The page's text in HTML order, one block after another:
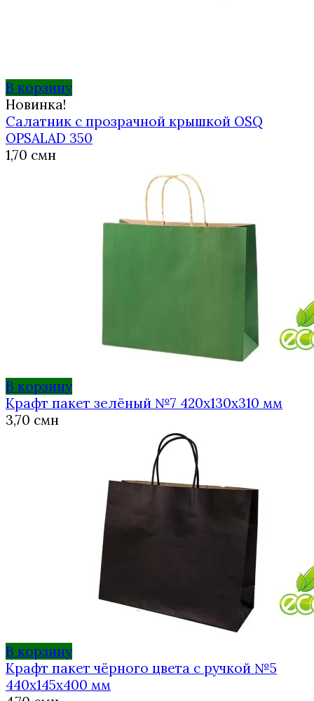
В корзину
Новинка!
Салатник с прозрачной крышкой OSQ
OPSALAD 350
1,70 смн
В корзину
Крафт пакет зелёный №7 420х130х310 мм
3,70 смн
В корзину
Крафт пакет чёрного цвета с ручкой №5
440х145х400 мм